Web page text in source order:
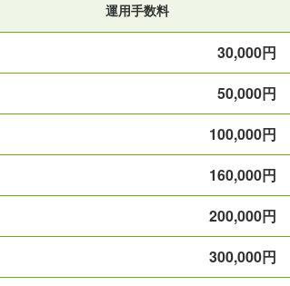
運用手数料
30,000円
50,000円
100,000円
160,000円
200,000円
300,000円